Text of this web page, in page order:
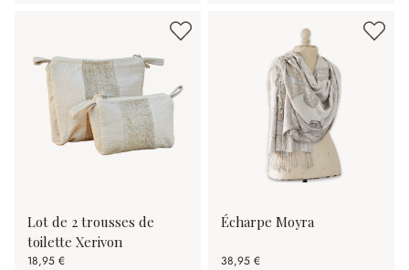
Lot de 2 trousses de
toilette Xerivon
18,95 €
Écharpe Moyra
38,95 €